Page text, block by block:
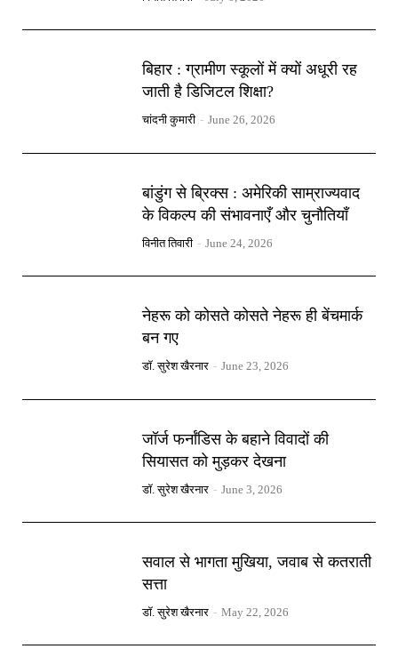
बिहार : ग्रामीण स्कूलों में क्यों अधूरी रह
जाती है डिजिटल शिक्षा?
चांदनी कुमारी - June 26, 2026
बांडुंग से ब्रिक्स : अमेरिकी साम्राज्यवाद
के विकल्प की संभावनाएँ और चुनौतियाँ
विनीत तिवारी - June 24, 2026
नेहरू को कोसते कोसते नेहरू ही बेंचमार्क
बन गए
डॉ. सुरेश खैरनार - June 23, 2026
जॉर्ज फर्नांडिस के बहाने विवादों की
सियासत को मुड़कर देखना
डॉ. सुरेश खैरनार - June 3, 2026
सवाल से भागता मुखिया, जवाब से कतराती
सत्ता
डॉ. सुरेश खैरनार - May 22, 2026